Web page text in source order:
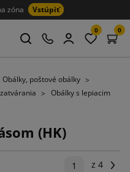
zóna Vstúpiť
0 0
Obálky, poštové obálky
Obálky s lepiacim
(HK)
1 z 4